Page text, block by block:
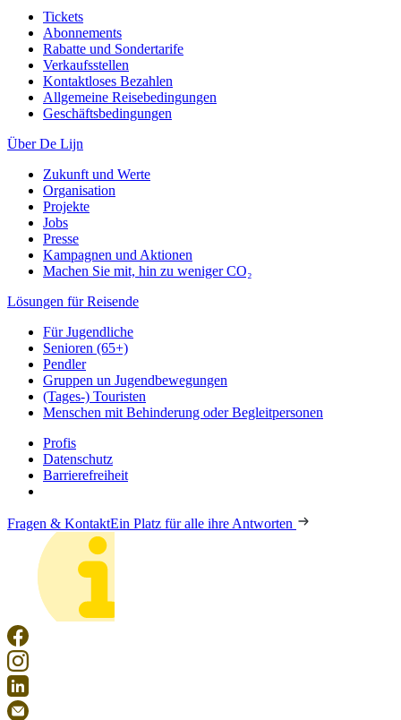
Tickets
Abonnements
Rabatte und Sondertarife
Verkaufsstellen
Kontaktloses Bezahlen
Allgemeine Reisebedingungen
Geschäftsbedingungen
Über De Lijn
Zukunft und Werte
Organisation
Projekte
Jobs
Presse
Kampagnen und Aktionen
Machen Sie mit, hin zu weniger CO₂
Lösungen für Reisende
Für Jugendliche
Senioren (65+)
Pendler
Gruppen un Jugendbewegungen
(Tages-) Touristen
Menschen mit Behinderung oder Begleitpersonen
Profis
Datenschutz
Barrierefreiheit
Fragen & KontaktEin Platz für alle ihre Antworten